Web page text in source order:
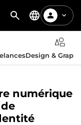
Design &
numérique